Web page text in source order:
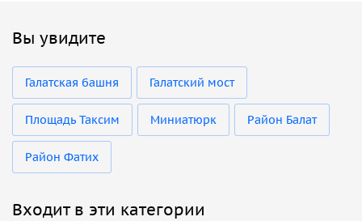
Вы увидите
Галатская башня Галатский мост
Площадь Таксим Миниатюрк Район Балат
Район Фатих
Входит в эти категории